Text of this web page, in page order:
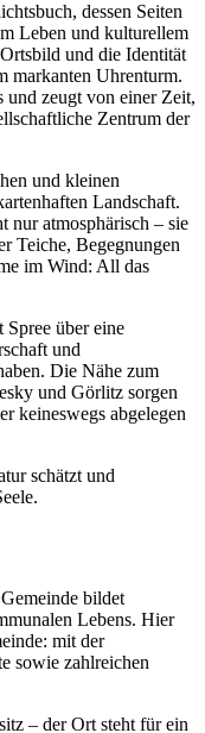
dessen Seiten
Leben und kulturellem
und die Identität
markanten Uhrenturm.
und zeugt von einer Zeit,
Zentrum der
und kleinen
Landschaft.
nur atmosphärisch – sie
Teiche, Begegnungen
im Wind: All das
Spree über eine
und
Die Nähe zum
und Görlitz sorgen
keineswegs abgelegen
schätzt und
bildet
Lebens. Hier
mit der
sowie zahlreichen
– der Ort steht für ein